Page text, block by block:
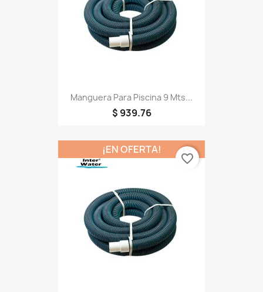
Manguera Para Piscina 9 Mts...
$ 939.76
¡EN OFERTA!
favorite_border